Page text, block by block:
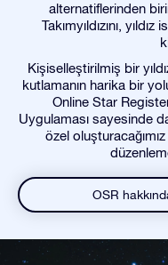
alternatiflerinden
Takımyıldızını,
Kişiselleştirilmiş bir
kutlamanın harika bir
Online Star
Uygulaması sayesinde
özel
OSR